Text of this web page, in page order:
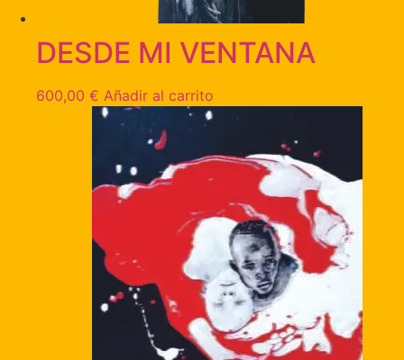
DESDE MI VENTANA
600,00 € Añadir al carrito